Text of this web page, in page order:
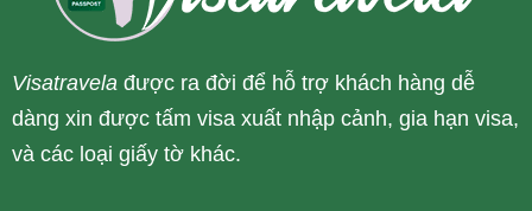
Visatravela được ra đời để hỗ trợ khách hàng dễ
dàng xin được tấm visa xuất nhập cảnh, gia hạn visa,
và các loại giấy tờ khác.